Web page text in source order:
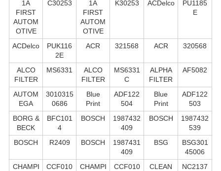
1A
FIRST
AUTOM
OTIVE
C30253
1A
FIRST
AUTOM
OTIVE
K30253 ACDelco
PU1185
E
ACDelco
PUK116
2E
ACR 321568 ACR 320568
ALCO
FILTER
MS6331
ALCO
FILTER
MS6331
C
ALPHA
FILTER
AF5082
AUTOM
EGA
3010315
0686
Blue
Print
ADF122
504
Blue
Print
ADF122
503
BORG &
BECK
BFC101
4
BOSCH
1987432
409
BOSCH
1987432
539
BOSCH
R2409 BOSCH
1987431
409
BSG
BSG301
45006
CHAMPI
CCF010
CHAMPI
CCF010
CLEAN
NC2137